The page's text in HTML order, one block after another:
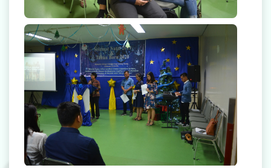
Promo
Video Edukasi Kesehatan
Majalah
Berita & Informasi Kesehatan
Kegiatan
Menu Lain-lain